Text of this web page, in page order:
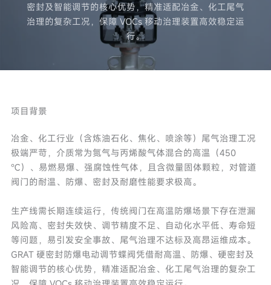
密封及智能调节的核心优势，精准适配冶金、化工尾气
治理的复杂工况，保障 VOCs 移动治理装置高效稳定运
行。
项目背景
冶金、化工行业（含炼油石化、焦化、喷涂等）尾气治理工况
极端严苛，介质常为氮气与丙烯酸气体混合的高温（450
℃）、易燃易爆、强腐蚀性气体，且含微量固体颗粒，对管道
阀门的耐温、防爆、密封及耐磨性能要求极高。
生产线需长期连续运行，传统阀门在高温防爆场景下存在泄漏
风险高、密封失效快、调节精度不足、自动化水平低、寿命短
等问题，易引发安全事故、尾气治理不达标及高昂运维成本。
GRAT 硬密封防爆电动调节蝶阀凭借耐高温、防爆、硬密封及
智能调节的核心优势，精准适配冶金、化工尾气治理的复杂工